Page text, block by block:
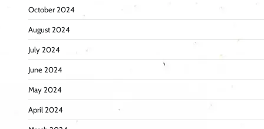
October 2024
August 2024
July 2024
June 2024
May 2024
April 2024